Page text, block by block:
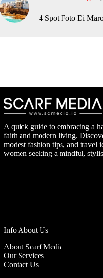
4 Spot Foto Di
A quick guide to embracing a
faith and modern living.
modest fashion tips, and travel
women seeking a mindful,
Info About Us
About Scarf Media
Our Services
Contact Us